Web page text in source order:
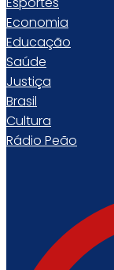
Economia
Educação
Saúde
Justiça
Brasil
Cultura
Rádio Peão